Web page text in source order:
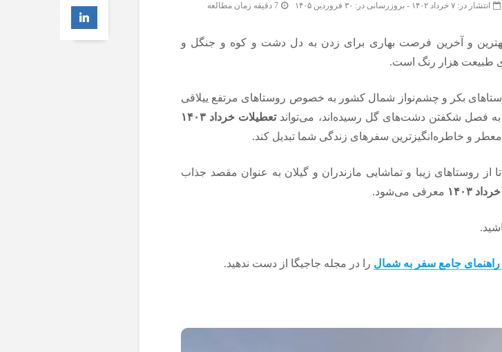
انتشار در: ۷ خرداد ۱۴۰۲ - بروزرسانی در: ۳۰ فروردین ۱۴۰۵ 7 دقیقه زمان مطالعه
و آخرین فرصت بهاری برای زدن به دل دشت و کوه و جنگل و
طبیعت هزار رنگ است.
بکر و چشم‌نواز شمال کشور به خصوص روستاهای مرتفع ییلاقی
به فصل شکفتن دشت‌های گل رسیده‌اند، می‌تواندتعطیلات خرداد ۱۴۰۳
معطر و خاطره‌انگیزترین سفرهای زندگی شما تبدیل کند.
از روستاهای زیبا و تماشایی مازندران و گیلان به عنوان مقصد جذاب
۱۴۰۳ معرفی می‌شود.
راهنمای جامع سفر به شمال را در مجله جاجیگا از دست ندهید.